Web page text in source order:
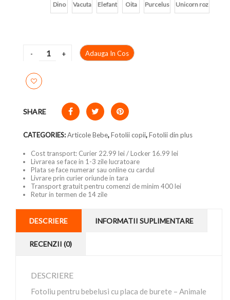
Dino Vacuta Elefant Oita Purcelus Unicorn roz
Adauga In Cos
SHARE
CATEGORIES:Articole Bebe,Fotolii copii,Fotolii din plus
Cost transport: Curier 22.99 lei / Locker 16.99 lei
Livrarea se face in 1-3 zile lucratoare
Plata se face numerar sau online cu cardul
Livrare prin curier oriunde in tara
Transport gratuit pentru comenzi de minim 400 lei
Retur in termen de 14 zile
DESCRIERE INFORMATII SUPLIMENTARE
RECENZII (0)
DESCRIERE
Fotoliu pentru bebelusi cu placa de burete – Animale